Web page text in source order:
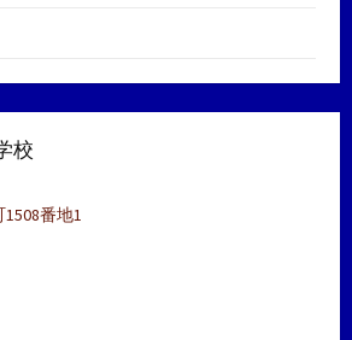
校
番地1